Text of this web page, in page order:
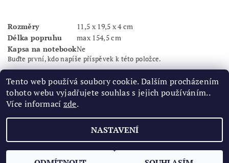
Rozměry
11,5 x 19,5 x 4 cm
Délka popruhu
max 154,5 cm
Kapsa na notebookNe
Buďte první, kdo napíše příspěvek k této položce.
Přidat komentář
2026 ©Značková obuv, všechna práva vyhrazena
Tento web používá soubory cookie. Dalším procházením
tohoto webu vyjadřujete souhlas s jejich používáním..
Více informací zde.
NASTAVENÍ